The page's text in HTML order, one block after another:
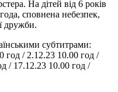
На дітей від 6 років
сповнена небезпек,
дружби.
субтитрами:
год / 2.12.23 10.00 год /
/ 17.12.23 10.00 год /